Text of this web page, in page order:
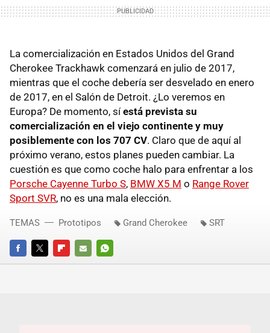
La comercialización en Estados Unidos del Grand
Cherokee Trackhawk comenzará en julio de 2017,
mientras que el coche debería ser desvelado en enero
de 2017, en el Salón de Detroit. ¿Lo veremos en
Europa? De momento, síestá prevista su
comercialización en el viejo continente y muy
posiblemente con los 707 CV. Claro que de aquí al
próximo verano, estos planes pueden cambiar. La
cuestión es que como coche halo para enfrentar a los
Porsche Cayenne Turbo S, BMW X5 M o Range Rover
Sport SVR, no es una mala elección.
FACEBOOKTWITTERFLIPBOARD
E-
WHATSAPP
TEMAS Prototipos Grand Cherokee SRT